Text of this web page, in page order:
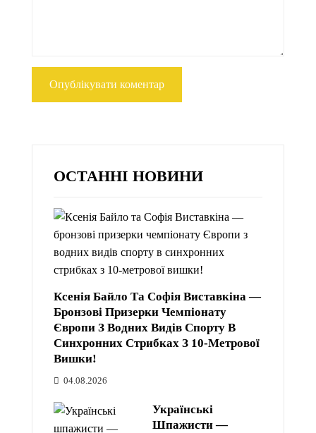
ОСТАННІ НОВИНИ
Ксенія Байло Та Софія Виставкіна —
Бронзові Призерки Чемпіонату
Європи З Водних Видів Спорту В
Синхронних Стрибках З 10-Метрової
Вишки!
04.08.2026
Українські
Шпажисти —